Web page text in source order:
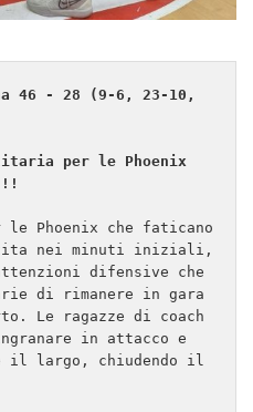
46 - 28 (9-6, 23-10,
per le Phoenix
le Phoenix che faticano
nei minuti iniziali,
difensive che
di rimanere in gara
Le ragazze di coach
in attacco e
il largo, chiudendo il